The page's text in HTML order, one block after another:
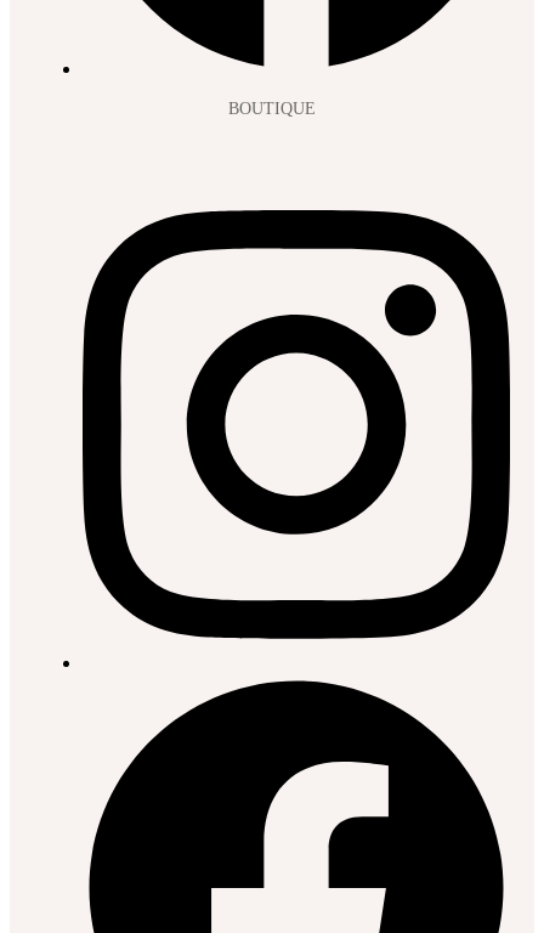
BOUTIQUE